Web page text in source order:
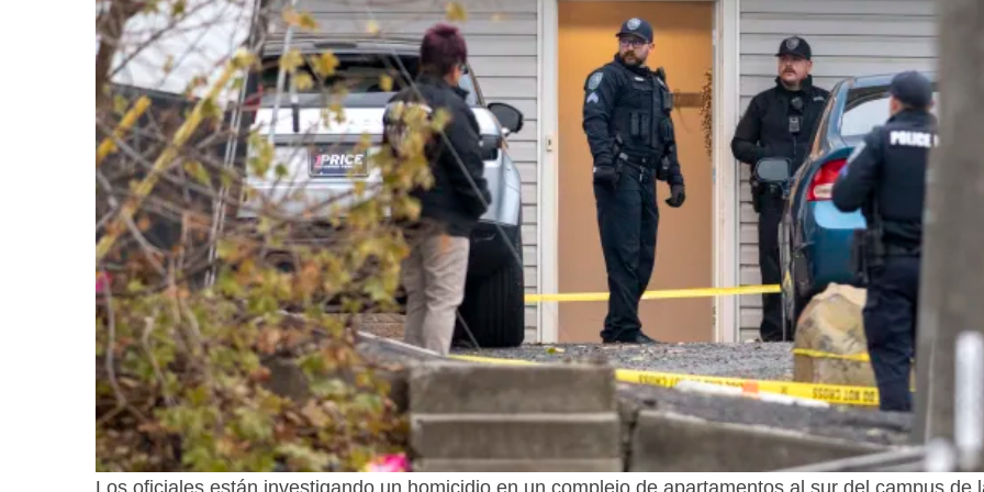
Los oficiales están investigando un homicidio en un complejo de apartamentos al sur del campus de